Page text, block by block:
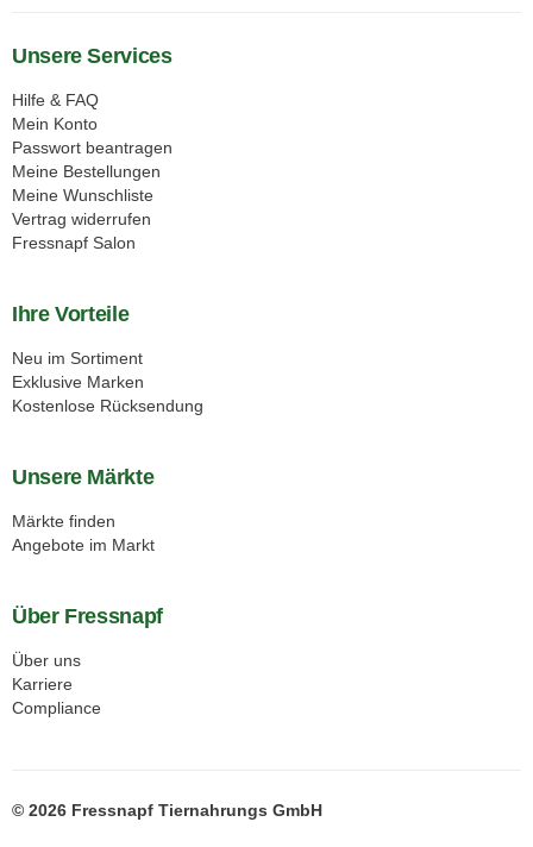
Unsere Services
Hilfe & FAQ
Mein Konto
Passwort beantragen
Meine Bestellungen
Meine Wunschliste
Vertrag widerrufen
Fressnapf Salon
Ihre Vorteile
Neu im Sortiment
Exklusive Marken
Kostenlose Rücksendung
Unsere Märkte
Märkte finden
Angebote im Markt
Über Fressnapf
Über uns
Karriere
Compliance
© 2026 Fressnapf Tiernahrungs GmbH